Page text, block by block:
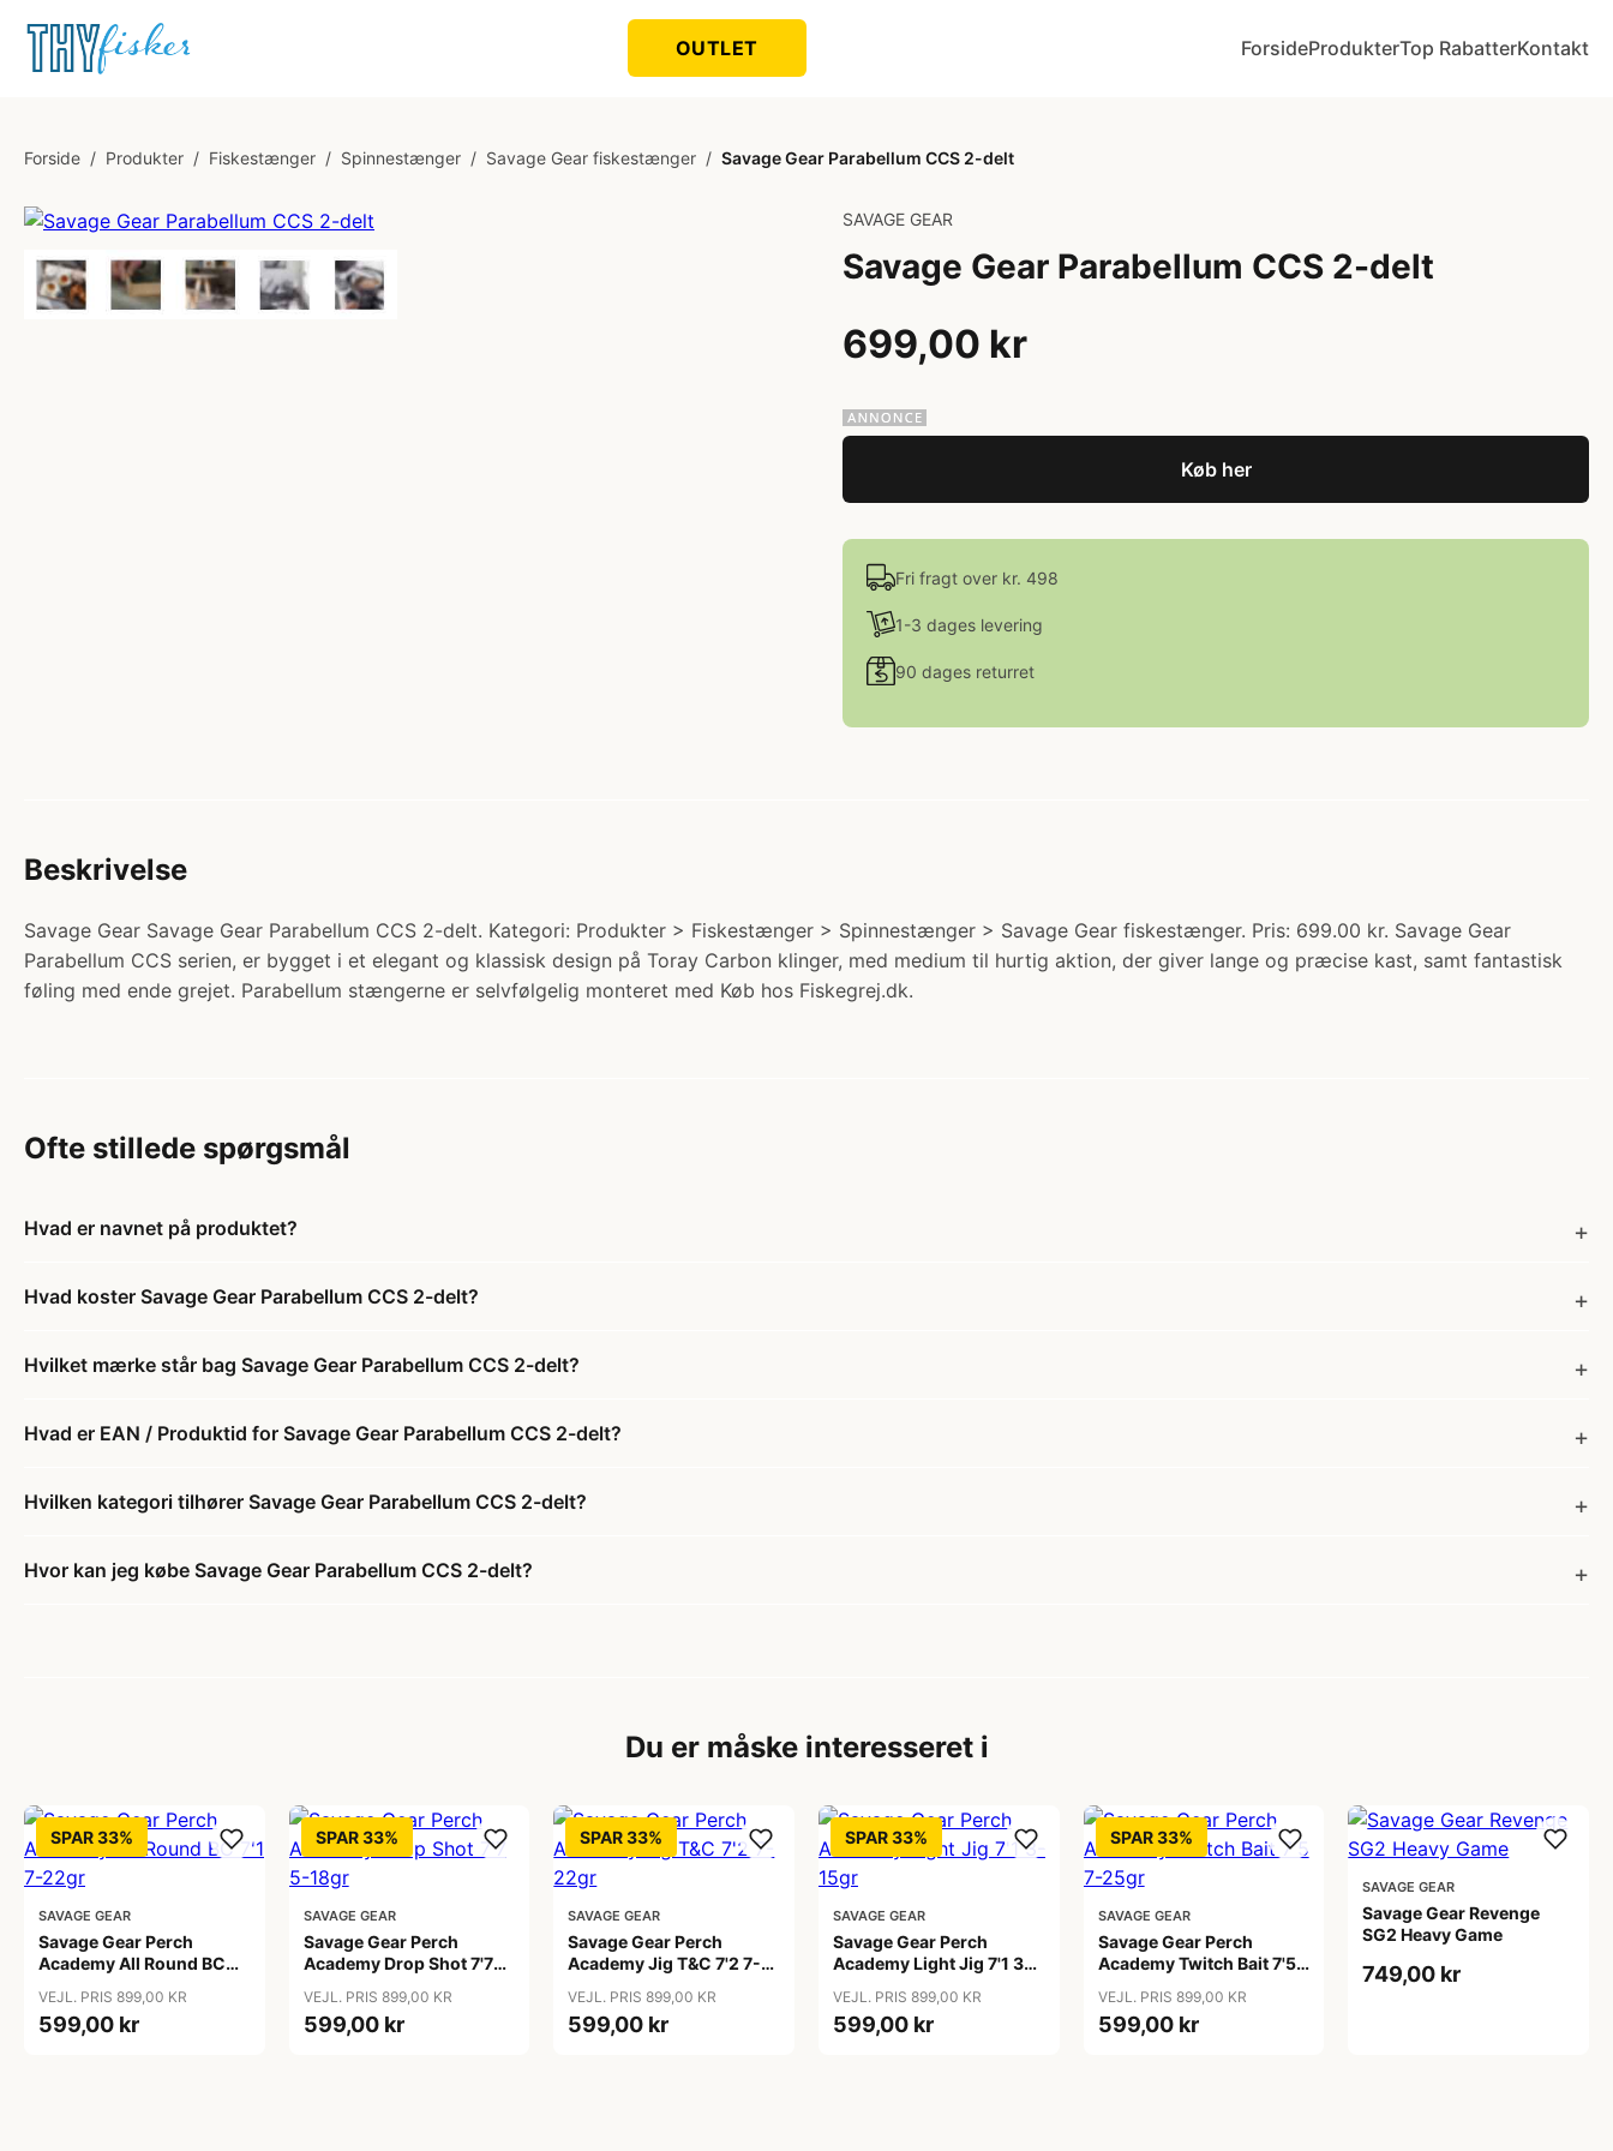
OUTLET ForsideProdukterTop RabatterKontakt
Forside / Produkter / Fiskestænger / Spinnestænger / Savage Gear fiskestænger / Savage Gear Parabellum CCS 2-delt
SAVAGE GEAR
Savage Gear Parabellum CCS 2-delt
699,00 kr
Køb her
Fri fragt over kr. 498
1-3 dages levering
90 dages returret
Beskrivelse
Savage Gear Savage Gear Parabellum CCS 2-delt. Kategori: Produkter > Fiskestænger > Spinnestænger > Savage Gear fiskestænger. Pris: 699.00 kr. Savage Gear
Parabellum CCS serien, er bygget i et elegant og klassisk design på Toray Carbon klinger, med medium til hurtig aktion, der giver lange og præcise kast, samt fantastisk
føling med ende grejet. Parabellum stængerne er selvfølgelig monteret med Køb hos Fiskegrej.dk.
Ofte stillede spørgsmål
Hvad er navnet på produktet?
Hvad koster Savage Gear Parabellum CCS 2-delt?
Hvilket mærke står bag Savage Gear Parabellum CCS 2-delt?
Hvad er EAN / Produktid for Savage Gear Parabellum CCS 2-delt?
Hvilken kategori tilhører Savage Gear Parabellum CCS 2-delt?
Hvor kan jeg købe Savage Gear Parabellum CCS 2-delt?
Du er måske interesseret i
SPAR 33%
SAVAGE GEAR
Savage Gear Perch
Academy All Round BC
VEJL. PRIS 899,00 KR
599,00 kr
SPAR 33%
SAVAGE GEAR
Savage Gear Perch
Academy Drop Shot 7'7
VEJL. PRIS 899,00 KR
599,00 kr
SPAR 33%
SAVAGE GEAR
Savage Gear Perch
Academy Jig T&C 7'2 7-
VEJL. PRIS 899,00 KR
599,00 kr
SPAR 33%
SAVAGE GEAR
Savage Gear Perch
Academy Light Jig 7'1 3-
VEJL. PRIS 899,00 KR
599,00 kr
SPAR 33%
SAVAGE GEAR
Savage Gear Perch
Academy Twitch Bait 7'5
VEJL. PRIS 899,00 KR
599,00 kr
SAVAGE GEAR
Savage Gear Revenge
SG2 Heavy Game
749,00 kr